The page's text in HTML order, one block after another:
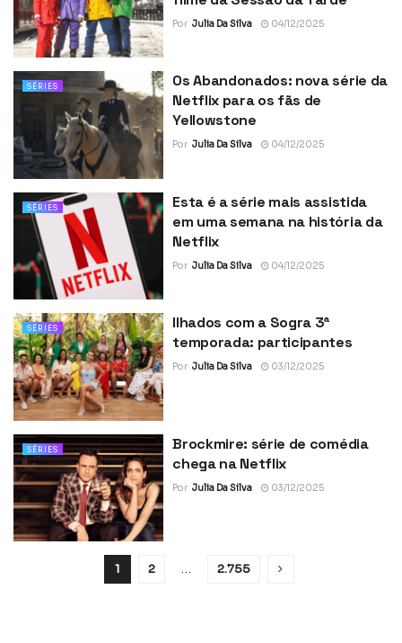
Por Julia Da Silva 04/12/2025
SÉRIES
Os Abandonados: nova série da
Netflix para os fãs de
Yellowstone
Por Julia Da Silva 04/12/2025
SÉRIES
Esta é a série mais assistida
em uma semana na história da
Netflix
Por Julia Da Silva 04/12/2025
SÉRIES
Ilhados com a Sogra 3ª
temporada: participantes
Por Julia Da Silva 03/12/2025
SÉRIES
Brockmire: série de comédia
chega na Netflix
Por Julia Da Silva 03/12/2025
1 2 … 2.755